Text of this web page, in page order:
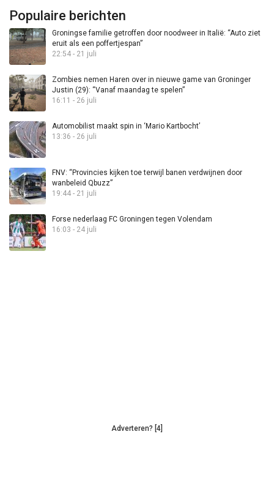
Populaire berichten
Groningse familie getroffen door noodweer in Italië: “Auto ziet
eruit als een poffertjespan”
22:54 - 21 juli
Zombies nemen Haren over in nieuwe game van Groninger
Justin (29): “Vanaf maandag te spelen”
16:11 - 26 juli
Automobilist maakt spin in ‘Mario Kartbocht’
13:36 - 26 juli
FNV: “Provincies kijken toe terwijl banen verdwijnen door
wanbeleid Qbuzz”
19:44 - 21 juli
Forse nederlaag FC Groningen tegen Volendam
16:03 - 24 juli
Adverteren? [4]